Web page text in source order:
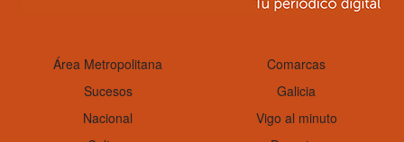
Área Metropolitana
Comarcas
Sucesos
Galicia
Nacional
Vigo al minuto